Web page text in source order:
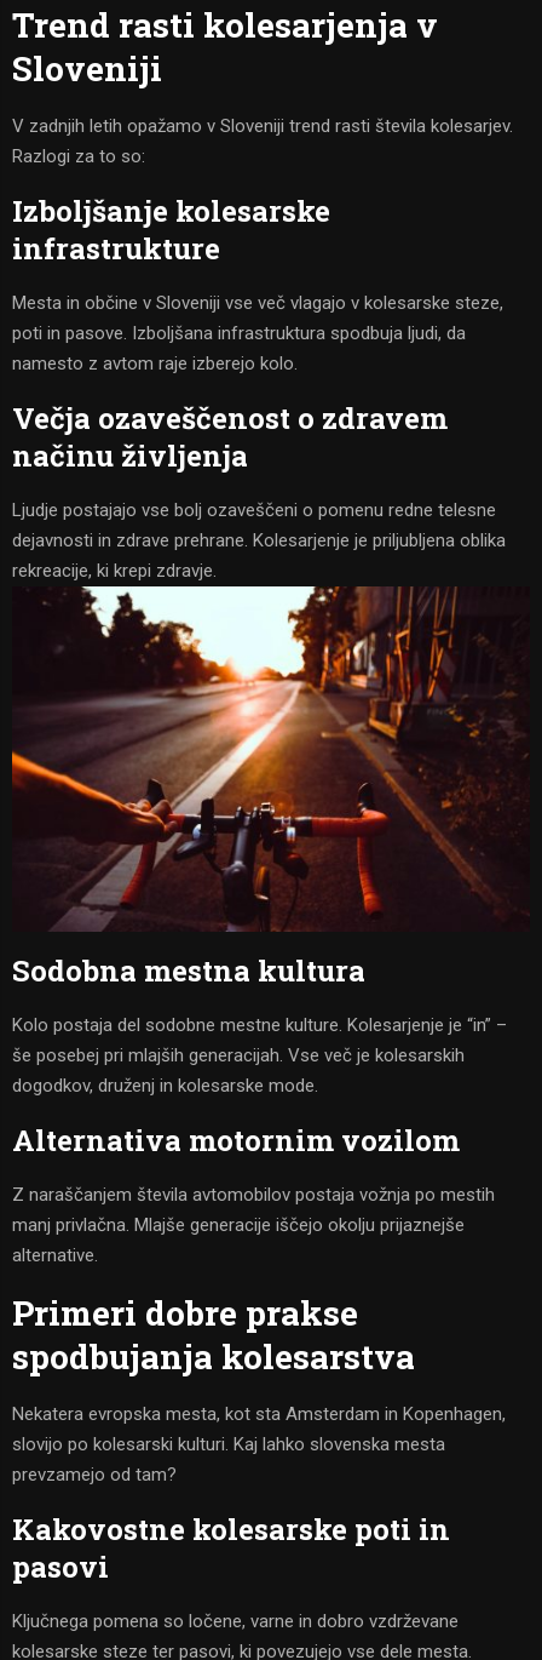
Trend rasti kolesarjenja v
Sloveniji
V zadnjih letih opažamo v Sloveniji trend rasti števila kolesarjev.
Razlogi za to so:
Izboljšanje kolesarske
infrastrukture
Mesta in občine v Sloveniji vse več vlagajo v kolesarske steze,
poti in pasove. Izboljšana infrastruktura spodbuja ljudi, da
namesto z avtom raje izberejo kolo.
Večja ozaveščenost o zdravem
načinu življenja
Ljudje postajajo vse bolj ozaveščeni o pomenu redne telesne
dejavnosti in zdrave prehrane. Kolesarjenje je priljubljena oblika
rekreacije, ki krepi zdravje.
Sodobna mestna kultura
Kolo postaja del sodobne mestne kulture. Kolesarjenje je “in” –
še posebej pri mlajših generacijah. Vse več je kolesarskih
dogodkov, druženj in kolesarske mode.
Alternativa motornim vozilom
Z naraščanjem števila avtomobilov postaja vožnja po mestih
manj privlačna. Mlajše generacije iščejo okolju prijaznejše
alternative.
Primeri dobre prakse
spodbujanja kolesarstva
Nekatera evropska mesta, kot sta Amsterdam in Kopenhagen,
slovijo po kolesarski kulturi. Kaj lahko slovenska mesta
prevzamejo od tam?
Kakovostne kolesarske poti in
pasovi
Ključnega pomena so ločene, varne in dobro vzdrževane
kolesarske steze ter pasovi, ki povezujejo vse dele mesta.